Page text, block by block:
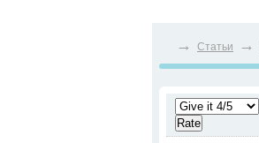
→ Статьи →